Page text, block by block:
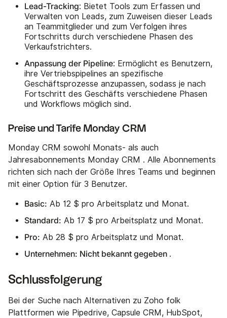
Lead-Tracking: Bietet Tools zum Erfassen und
Verwalten von Leads, zum Zuweisen dieser Leads
an Teammitglieder und zum Verfolgen ihres
Fortschritts durch verschiedene Phasen des
Verkaufstrichters.
Anpassung der Pipeline: Ermöglicht es Benutzern,
ihre Vertriebspipelines an spezifische
Geschäftsprozesse anzupassen, sodass je nach
Fortschritt des Geschäfts verschiedene Phasen
und Workflows möglich sind.
Preise und Tarife Monday CRM
Monday CRM sowohl Monats- als auch
Jahresabonnements Monday CRM . Alle Abonnements
richten sich nach der Größe Ihres Teams und beginnen
mit einer Option für 3 Benutzer.
Basic: Ab 12 $ pro Arbeitsplatz und Monat.
Standard: Ab 17 $ pro Arbeitsplatz und Monat.
Pro: Ab 28 $ pro Arbeitsplatz und Monat.
Unternehmen: Nicht bekannt gegeben .
Schlussfolgerung
Bei der Suche nach Alternativen zu Zoho folk
Plattformen wie Pipedrive, Capsule CRM, HubSpot,